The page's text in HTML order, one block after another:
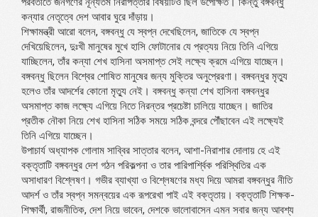
কন্যার নেতৃত্বে দেশ আবার ঘুরে দাঁড়ায়।
শিক্ষামন্ত্রী আরো বলেন, বঙ্গবন্ধু যে স্বপ্ন দেখেছিলেন, জাতিকে যে স্বপ্ন
দেখিয়েছিলেন, দুঃখী মানুষের মুখে হাসি ফোটানোর যে প্রত্যয় নিয়ে তিনি এগিয়ে
যাচ্ছিলেন, তাঁর কন্যা শেখ হাসিনা অসমাপ্ত সেই লক্ষ্যে ক্রমে এগিয়ে যাচ্ছেন।
বঙ্গবন্ধু ছিলেন বিশ্বের শোষিত মানুষের জন্য মুক্তির অনুপ্রেরণা। বঙ্গবন্ধুর মৃত্যু
হলেও তাঁর আদর্শের কোনো মৃত্যু নেই। বঙ্গবন্ধু কন্যা শেখ হাসিনা বঙ্গবন্ধুর
অসমাপ্ত কাজ লক্ষ্যে এগিয়ে নিতে নিরন্তর প্রচেষ্টা চালিয়ে যাচ্ছেন। জাতির
প্রতীক নৌকা নিয়ে শেখ হাসিনা সঠিক সময়ে সঠিক বন্দরে পৌঁছাবেন এই লক্ষ্যেই
তিনি এগিয়ে যাচ্ছেন।
উপাচার্য অধ্যাপক গোলাম সাব্বির সাত্তার বলেন, আশা-নিরাশার দোলায় হে এই
বক্তৃতাটি বঙ্গবন্ধুর দেশ গঠন পরিকল্পনা ও তার পারিপার্শ্বিক পরিস্থিতির এক
অসাধারণ বিশ্লেষণ। গভীর ব্যাখ্যা ও বিশ্লেষণের মধ্য দিয়ে আমরা বঙ্গবন্ধুর নীতি
আদর্শ ও তাঁর স্বপ্ন সমন্বয়ের এক রূপরেখা পাই এই বক্তৃতায়। বক্তৃতাটি শিক্ষক-
শিক্ষার্থী, রাজনীতিক, দেশ নিয়ে ভাবেন, দেশকে ভালোবাসেন এমন সবার জন্য আবশ্য